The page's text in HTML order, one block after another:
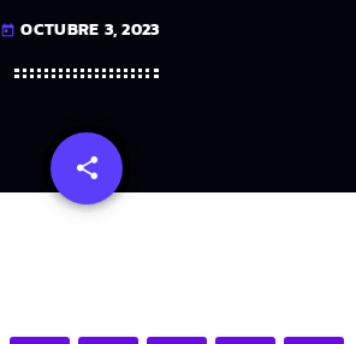
today OCTUBRE 3, 2023
share
email